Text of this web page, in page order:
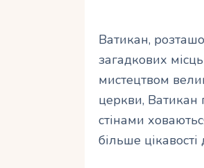
Ватикан,
загадкових
мистецтвом
церкви, Ватикан
стінами
більше